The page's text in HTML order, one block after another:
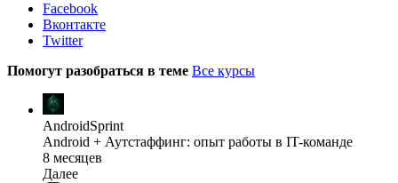
Facebook
Вконтакте
Twitter
Помогут разобраться в теме Все курсы
AndroidSprint
Android + Аутстаффинг: опыт работы в IT-команде
8 месяцев
Далее